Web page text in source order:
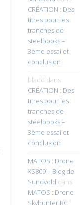
CRÉATION : Des
titres pour les
tranches de
steelbooks –
3ème essai et
conclusion
bladd dans
CRÉATION : Des
titres pour les
tranches de
steelbooks –
3ème essai et
conclusion
MATOS : Drone
XS809 – Blog de
Sundvold dans
MATOS : Drone
Skyhunter RC